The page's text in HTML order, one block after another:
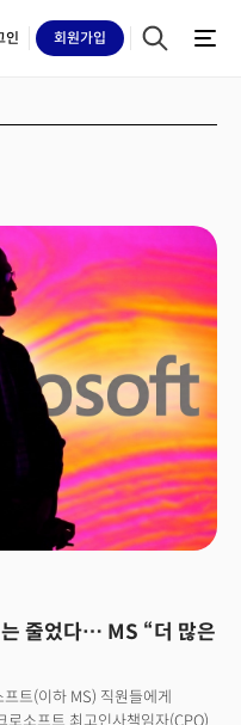
인 회원가입
줄었다… MS “더 많은
트(이하 MS) 직원들에게
로소프트 최고인사책임자(CPO)